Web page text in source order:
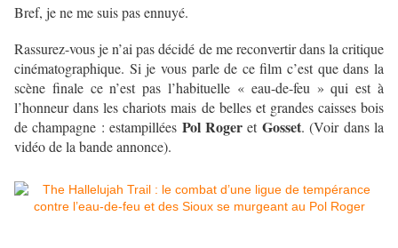
Bref, je ne me suis pas ennuyé.
Rassurez-vous je n’ai pas décidé de me reconvertir dans la critique
cinématographique. Si je vous parle de ce film c’est que dans la
scène finale ce n’est pas l’habituelle « eau-de-feu » qui est à
l’honneur dans les chariots mais de belles et grandes caisses bois
de champagne : estampillées Pol Roger et Gosset. (Voir dans la
vidéo de la bande annonce).